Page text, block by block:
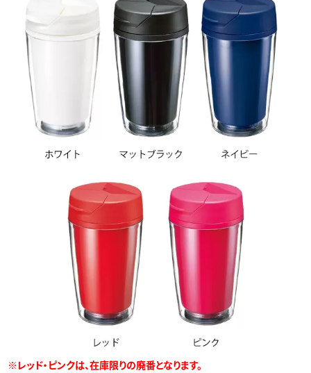
※レッド・ピンクは、在庫限りの廃番となります。